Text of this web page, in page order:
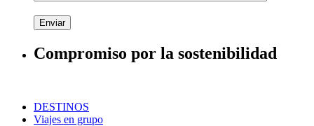
Enviar
Compromiso por la sostenibilidad
DESTINOS
Viajes en grupo